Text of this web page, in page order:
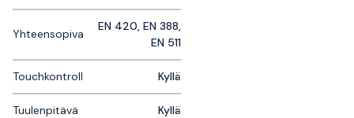
Yhteensopiva
EN 420, EN 388,
EN 511
Touchkontroll Kyllä
Tuulenpitävä Kyllä